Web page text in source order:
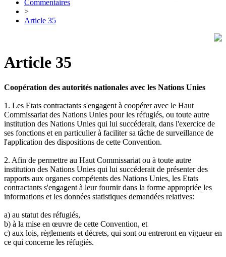
Commentaires
>
Article 35
Article 35
Coopération des autorités nationales avec les Nations Unies
1. Les Etats contractants s'engagent à coopérer avec le Haut
Commissariat des Nations Unies pour les réfugiés, ou toute autre
institution des Nations Unies qui lui succéderait, dans l'exercice de
ses fonctions et en particulier à faciliter sa tâche de surveillance de
l'application des dispositions de cette Convention.
2. Afin de permettre au Haut Commissariat ou à toute autre
institution des Nations Unies qui lui succéderait de présenter des
rapports aux organes compétents des Nations Unies, les Etats
contractants s'engagent à leur fournir dans la forme appropriée les
informations et les données statistiques demandées relatives:
a) au statut des réfugiés,
b) à la mise en œuvre de cette Convention, et
c) aux lois, règlements et décrets, qui sont ou entreront en vigueur en
ce qui concerne les réfugiés.